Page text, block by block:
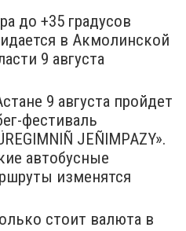
до +35 градусов
в Акмолинской
9 августа
9 августа пройдет
фестиваль
JEÑIMPAZY».
автобусные
изменятся
стоит валюта в